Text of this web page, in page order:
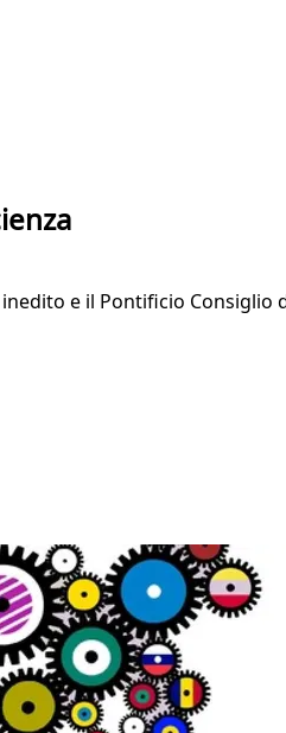
e il Pontificio Consiglio